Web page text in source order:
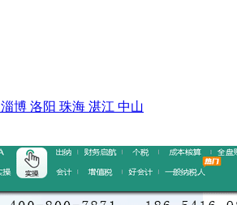
淄博 洛阳 珠海 湛江 中山